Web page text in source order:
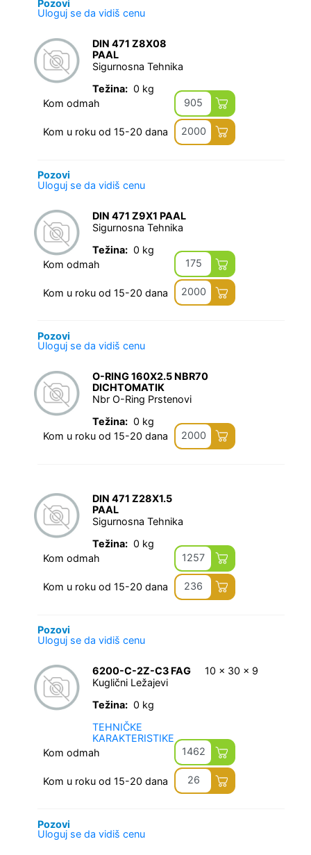
Pozovi
Uloguj se da vidiš cenu
DIN 471 Z8X08
PAAL
Sigurnosna Tehnika
Težina: 0 kg
Kom odmah
905
Kom u roku od 15-20 dana 2000
Pozovi
Uloguj se da vidiš cenu
DIN 471 Z9X1 PAAL
Sigurnosna Tehnika
Težina: 0 kg
Kom odmah
175
Kom u roku od 15-20 dana 2000
Pozovi
Uloguj se da vidiš cenu
O-RING 160X2.5 NBR70
DICHTOMATIK
Nbr O-Ring Prstenovi
Težina: 0 kg
Kom u roku od 15-20 dana
2000
DIN 471 Z28X1.5
PAAL
Sigurnosna Tehnika
Težina: 0 kg
Kom odmah
1257
Kom u roku od 15-20 dana 236
Pozovi
Uloguj se da vidiš cenu
6200-C-2Z-C3 FAG
Kuglični Ležajevi
Težina: 0 kg
TEHNIČKE
KARAKTERISTIKE
10 x 30 x 9
Kom odmah 1462
Kom u roku od 15-20 dana 26
Pozovi
Uloguj se da vidiš cenu